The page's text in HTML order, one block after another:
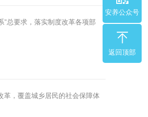
总要求，落实制度改革各项部
革，覆盖城乡居民的社会保障体
安养公众号
返回顶部